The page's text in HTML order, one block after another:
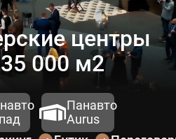
центры
000 м2
Панавто
Aurus